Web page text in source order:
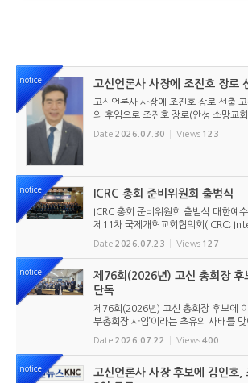
notice 고신언론사 사장에 조진호 장로
고신언론사 사장에 조진호 장로 선출
의 후임으로 조진호 장로(안성 소망교
회 유지재단 이사회는 2026년 7월 30
총회회관 3층에서 임시이사회를 열고,
Date 2026.07.30 Views 123
notice ICRC 총회 준비위원회 출범식
ICRC 총회 준비위원회 출범식 대한예
제11차 국제개혁교회협의회(ICRC;
nce of Reformed Churches) 총회를
에 들어갔다. 2026년 7월 20일 서울 남
Date 2026.07.23 Views 127
notice
제76회(2026년) 고신 총회장 후
단독
제76회(2026년) 고신 총회장 후보에
부총회장 사임’이라는 초유의 사태를
26년) 총회장 후보에 이규현 목사(인천
했다. 6월 9일 경남마산노회의 추천을
Date 2026.07.22 Views400
notice
고신언론사 사장 후보에 김인호,